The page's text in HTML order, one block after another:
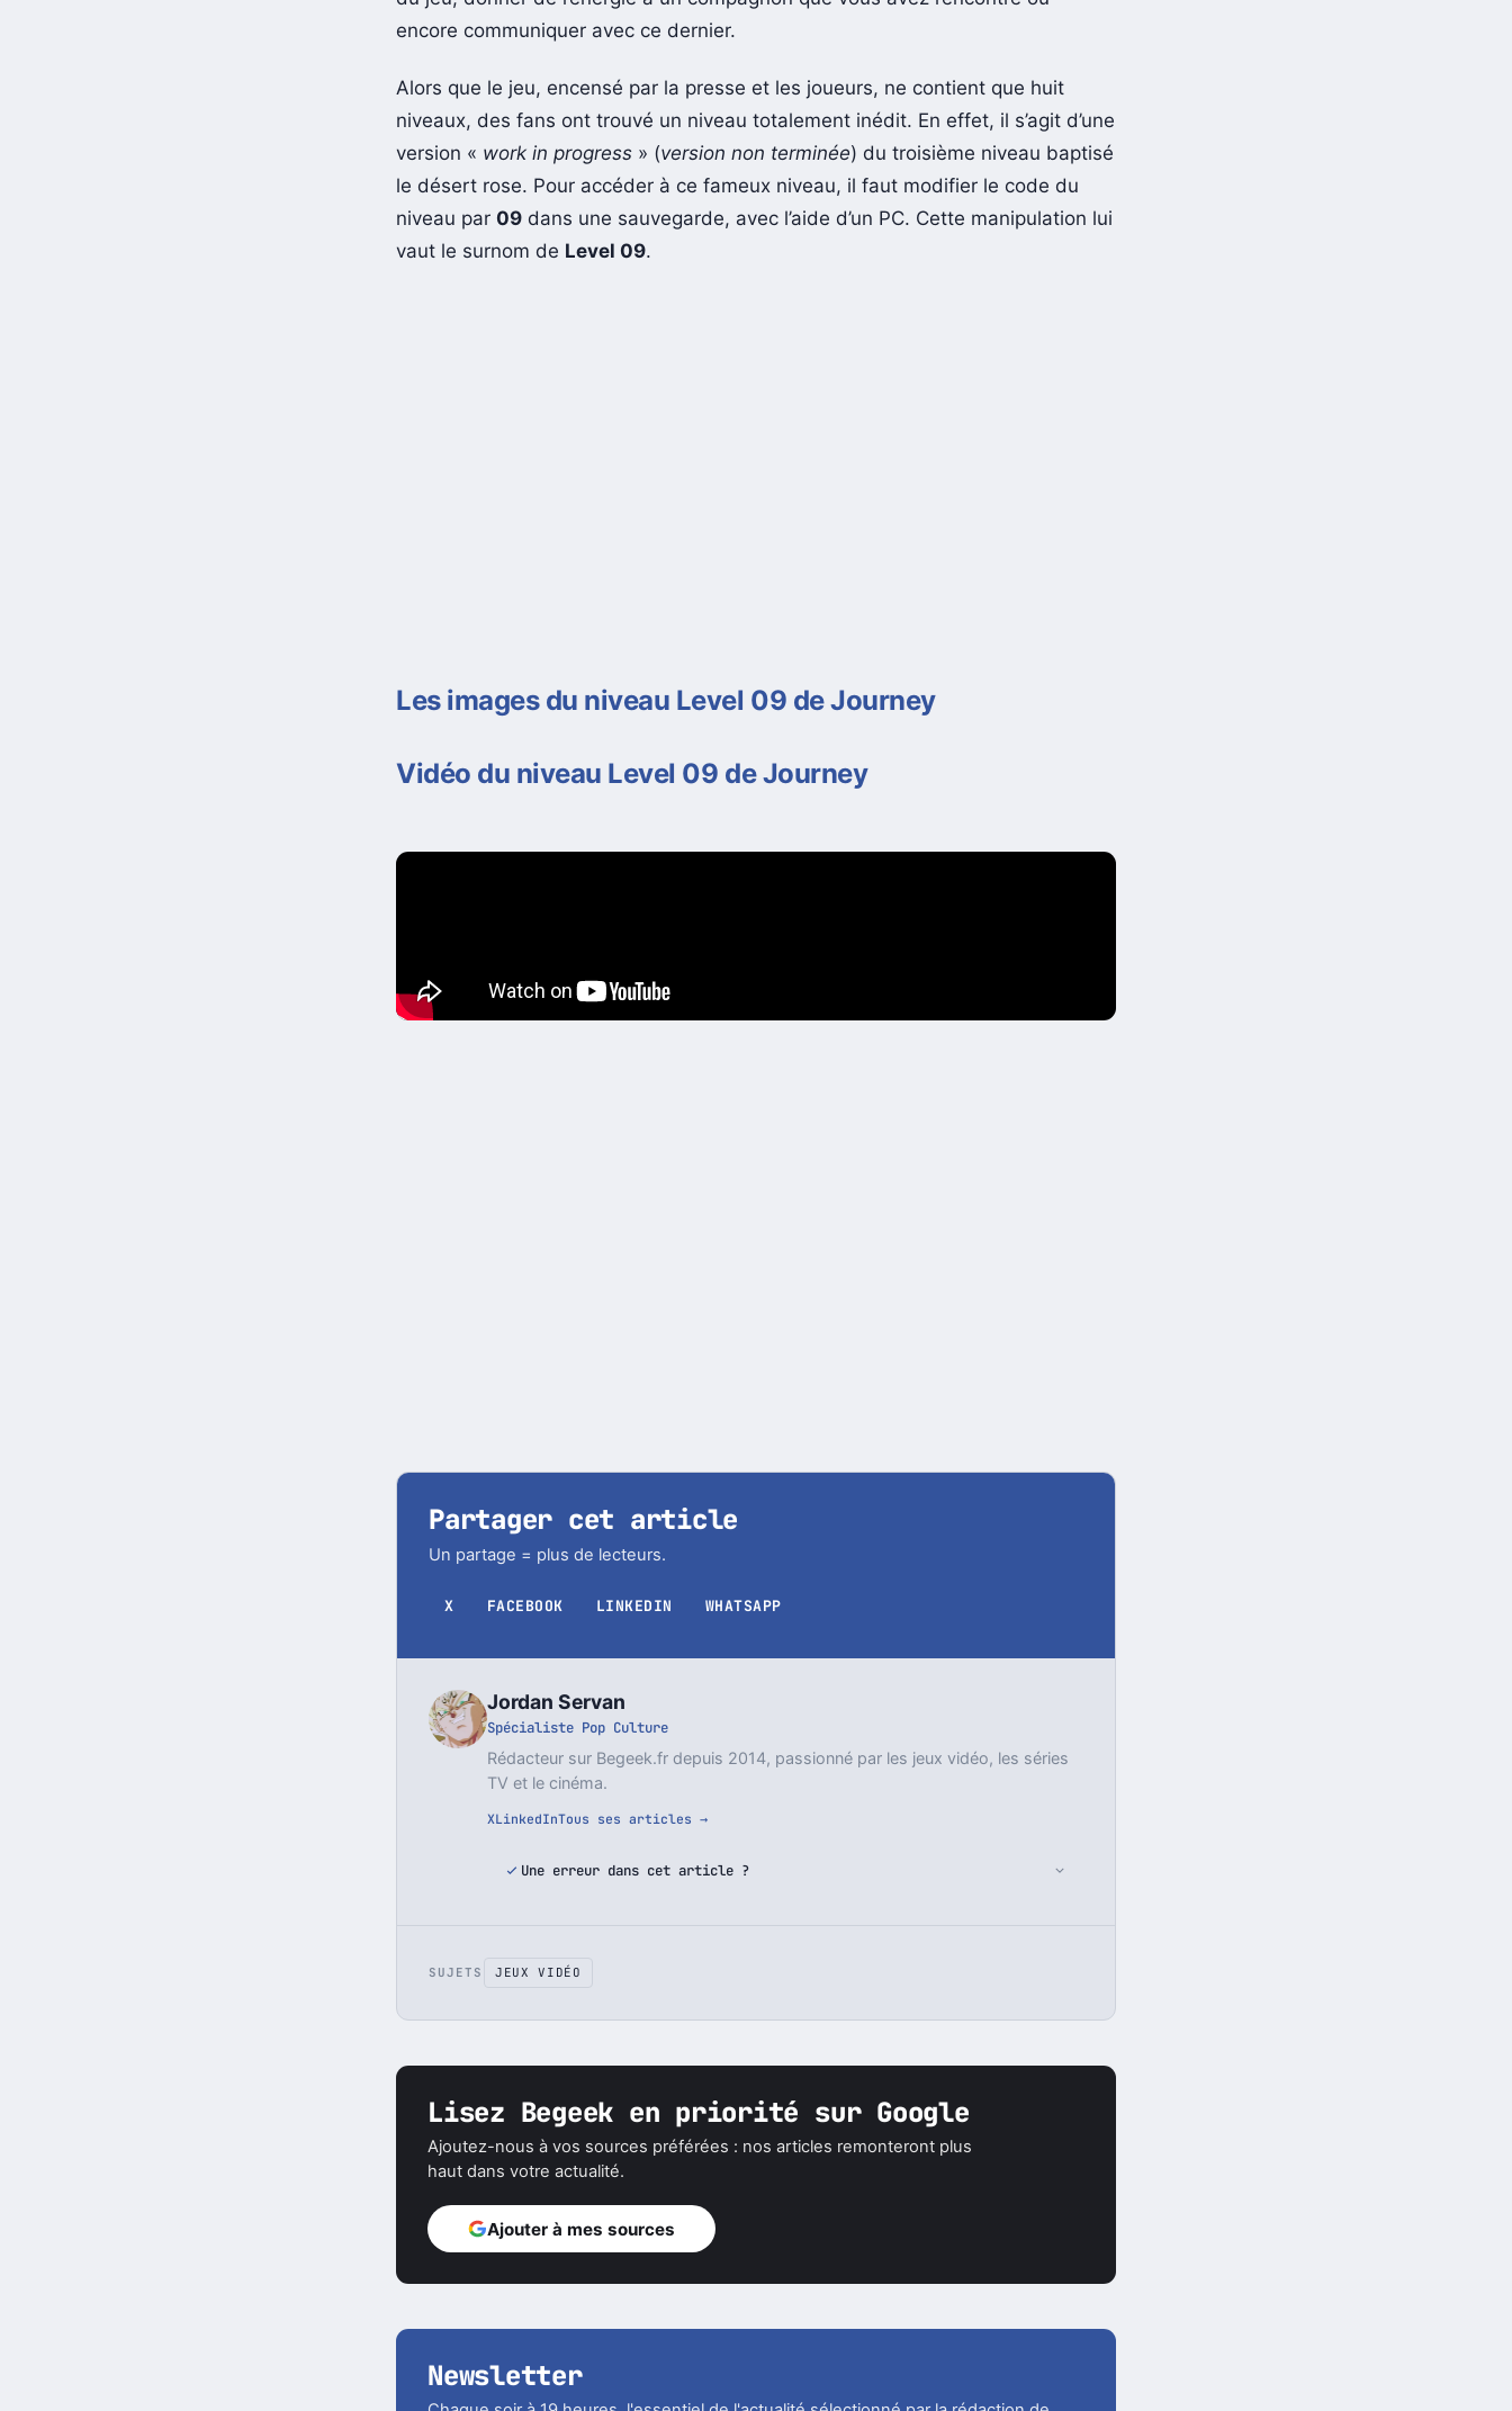
encore communiquer avec ce dernier.
Alors que le jeu, encensé par la presse et les joueurs, ne contient que huit
niveaux, des fans ont trouvé un niveau totalement inédit. En effet, il s’agit d’une
version « work in progress » (version non terminée) du troisième niveau baptisé
le désert rose. Pour accéder à ce fameux niveau, il faut modifier le code du
niveau par 09 dans une sauvegarde, avec l’aide d’un PC. Cette manipulation lui
vaut le surnom de Level 09.
Les images du niveau Level 09 de Journey
Vidéo du niveau Level 09 de Journey
Partager cet article
Jordan Servan
Spécialiste Pop Culture
Rédacteur sur Begeek.fr depuis 2014, passionné par les jeux vidéo, les séries
Lisez Begeek en priorité sur Google
Ajoutez-nous à vos sources préférées : nos articles remonteront plus
Ajouter à mes sources
Newsletter